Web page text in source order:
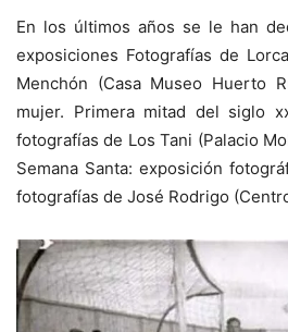
En los últimos años se le han
exposiciones Fotografías de
Menchón (Casa Museo Huerto
mujer. Primera mitad del siglo
fotografías de Los Tani (Palacio
Semana Santa: exposición
fotografías de José Rodrigo